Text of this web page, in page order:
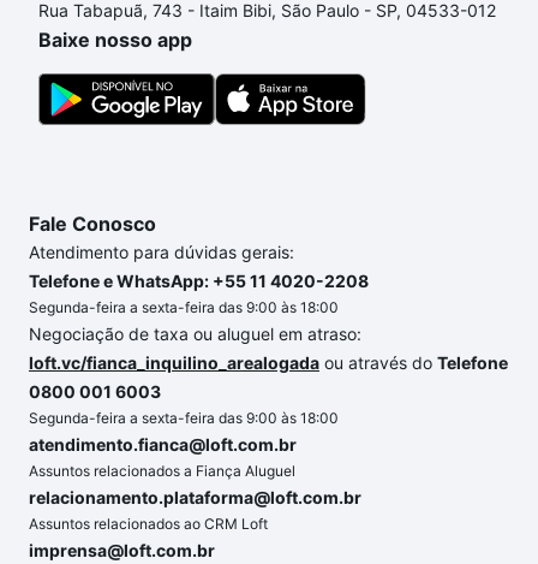
até as chaves.
Rua Tabapuã, 743 - Itaim Bibi, São Paulo - SP, 04533-012
Baixe nosso app
Fale Conosco
Atendimento para dúvidas gerais:
Telefone e WhatsApp: +55 11 4020-2208
Segunda-feira a sexta-feira das 9:00 às 18:00
Negociação de taxa ou aluguel em atraso:
loft.vc/fianca_inquilino_arealogada ou através do Telefone
0800 001 6003
Segunda-feira a sexta-feira das 9:00 às 18:00
atendimento.fianca@loft.com.br
Assuntos relacionados a Fiança Aluguel
relacionamento.plataforma@loft.com.br
Assuntos relacionados ao CRM Loft
imprensa@loft.com.br